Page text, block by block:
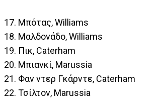
17. Μπότας, Williams
18. Μαλδονάδο, Williams
19. Πικ, Caterham
20. Μπιανκί, Marussia
21. Φαν ντερ Γκάρντε, Caterham
22. Τσίλτον, Marussia